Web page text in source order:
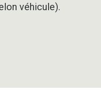
véhicule).